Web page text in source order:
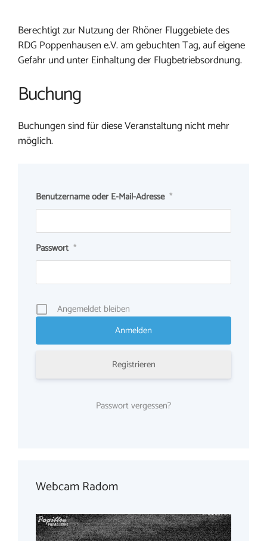
Berechtigt zur Nutzung der Rhöner Fluggebiete des
RDG Poppenhausen e.V. am gebuchten Tag, auf eigene
Gefahr und unter Einhaltung der Flugbetriebsordnung.
Buchung
Buchungen sind für diese Veranstaltung nicht mehr
möglich.
Benutzername oder E-Mail-Adresse *
Passwort *
Angemeldet bleiben
Registrieren
Passwort vergessen?
Webcam Radom